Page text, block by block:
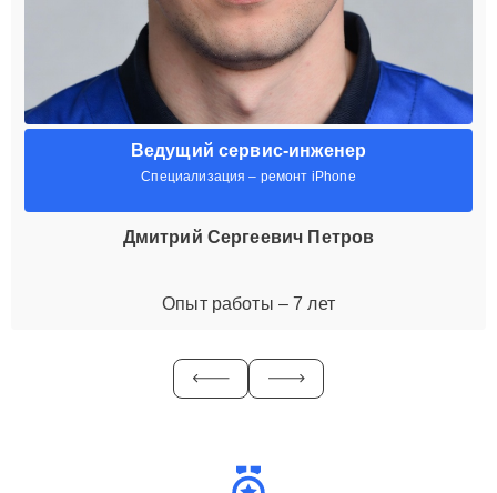
Ведущий сервис-инженер
Специализация – ремонт iPhone
Дмитрий Сергеевич Петров
Опыт работы – 7 лет